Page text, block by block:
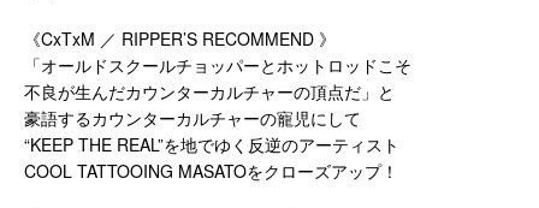
《CxTxM ／ RIPPER’S RECOMMEND 》
「オールドスクールチョッパーとホットロッドこそ
不良が生んだカウンターカルチャーの頂点だ」と
豪語するカウンターカルチャーの寵児にして
“KEEP THE REAL”を地でゆく反逆のアーティスト
COOL TATTOOING MASATOをクローズアップ！